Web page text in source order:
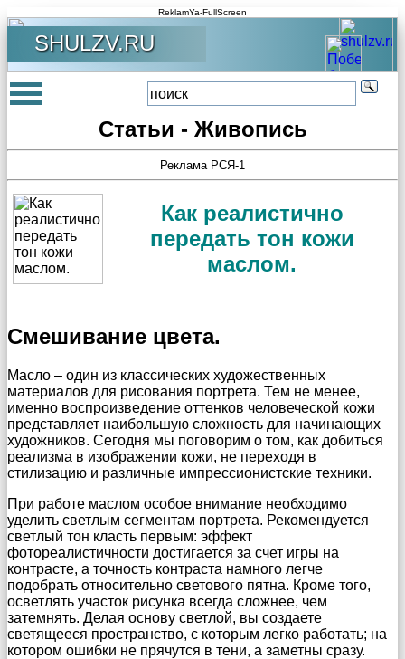
ReklamYa-FullScreen
SHULZV.RU
Статьи - Живопись
Реклама РСЯ-1
Как реалистично
передать тон кожи
маслом.
Смешивание цвета.
Масло – один из классических художественных
материалов для рисования портрета. Тем не менее,
именно воспроизведение оттенков человеческой кожи
представляет наибольшую сложность для начинающих
художников. Сегодня мы поговорим о том, как добиться
реализма в изображении кожи, не переходя в
стилизацию и различные импрессионистские техники.
При работе маслом особое внимание необходимо
уделить светлым сегментам портрета. Рекомендуется
светлый тон класть первым: эффект
фотореалистичности достигается за счет игры на
контрасте, а точность контраста намного легче
подобрать относительно светового пятна. Кроме того,
осветлять участок рисунка всегда сложнее, чем
затемнять. Делая основу светлой, вы создаете
светящееся пространство, с которым легко работать; на
котором ошибки не прячутся в тени, а заметны сразу.